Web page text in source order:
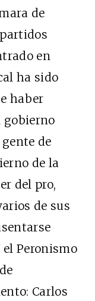
de
en
ha sido
haber
gobierno
de
de la
del pro,
de sus
Peronismo
Carlos